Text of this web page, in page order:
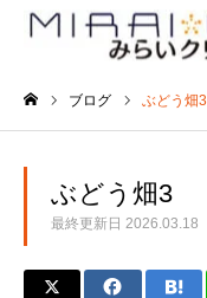
ブログ ぶどう畑3
ぶどう畑3
最終更新日 2026.03.18